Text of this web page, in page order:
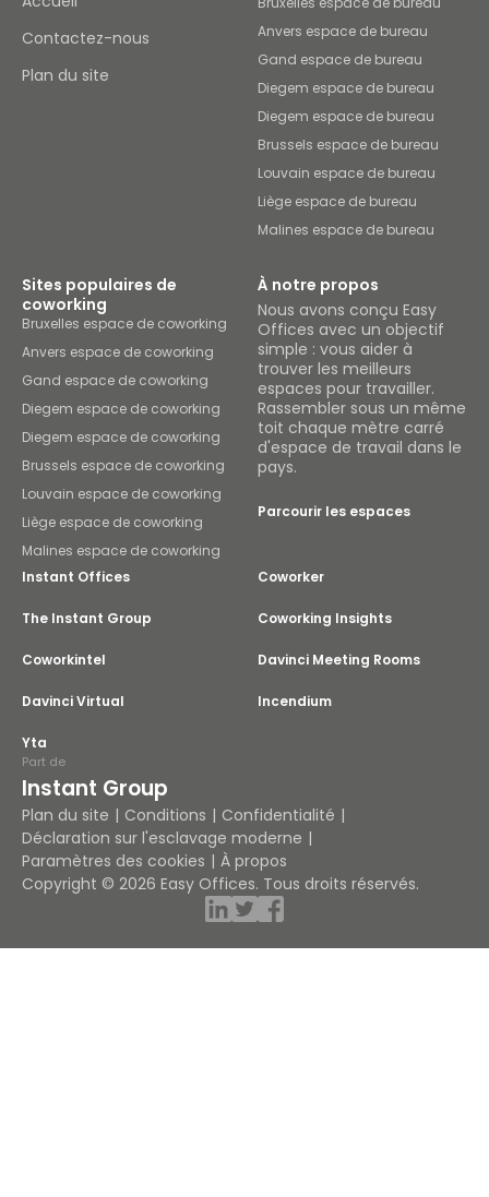
Contactez-nous
Plan du site
Anvers espace de bureau
Gand espace de bureau
Diegem espace de bureau
Diegem espace de bureau
Brussels espace de bureau
Louvain espace de bureau
Liège espace de bureau
Malines espace de bureau
Sites populaires de
coworking
Bruxelles espace de coworking
Anvers espace de coworking
Gand espace de coworking
Diegem espace de coworking
Diegem espace de coworking
Brussels espace de coworking
Louvain espace de coworking
Liège espace de coworking
Malines espace de coworking
À notre propos
Nous avons conçu Easy
Offices avec un objectif
simple : vous aider à
trouver les meilleurs
espaces pour travailler.
Rassembler sous un même
toit chaque mètre carré
d'espace de travail dans le
pays.
Parcourir les espaces
Instant Offices Coworker
The Instant Group Coworking Insights
Coworkintel Davinci Meeting Rooms
Davinci Virtual Incendium
Yta
Part de
Instant Group
Plan du site Conditions
Confidentialité
Déclaration sur l'esclavage moderne
Paramètres des cookies
À propos
Copyright © 2026 Easy Offices. Tous droits réservés.